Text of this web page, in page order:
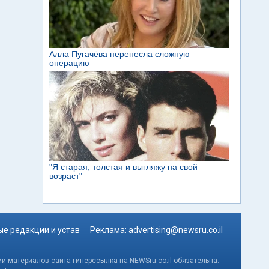
редакции и устав Реклама: advertising@newsru.co.il
сайта гиперссылка на NEWSru.co.il обязательна.